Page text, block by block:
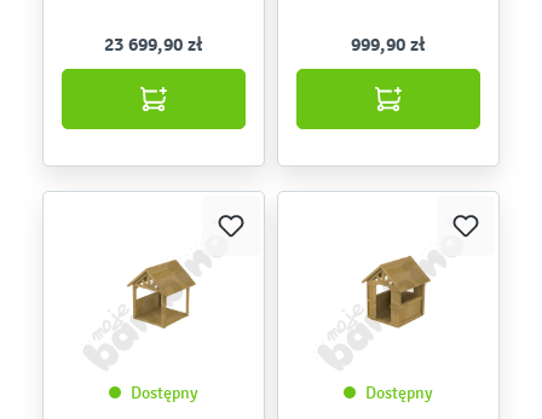
23 699,90 zł 999,90 zł
Dostępny Dostępny